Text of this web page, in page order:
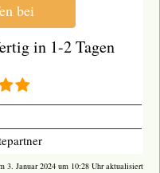
bei
in 1-2 Tagen
3. Januar 2024 um 10:28 Uhr aktualisiert